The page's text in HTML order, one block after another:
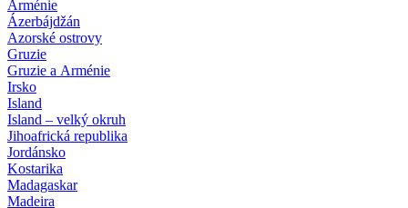
Arménie
Ázerbájdžán
Azorské ostrovy
Gruzie
Gruzie a Arménie
Irsko
Island
Island – velký okruh
Jihoafrická republika
Jordánsko
Kostarika
Madagaskar
Madeira